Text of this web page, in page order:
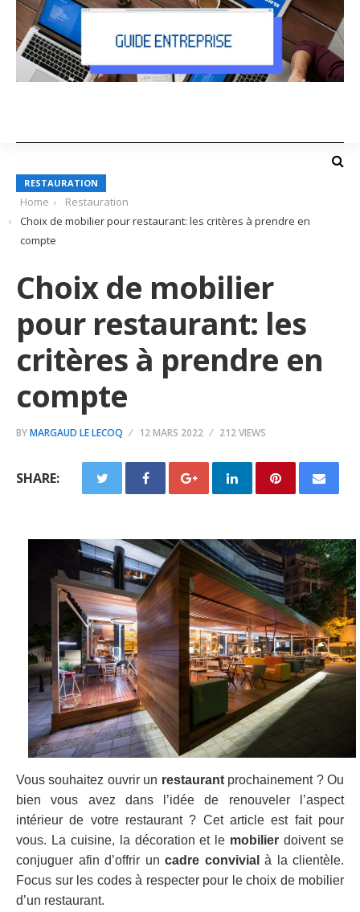
RESTAURATION
Home
Restauration
Choix de mobilier pour restaurant: les critères à prendre en
compte
Choix de mobilier
pour restaurant: les
critères à prendre en
compte
BYMARGAUD LE LECOQ 12 MARS 2022 212 VIEWS
SHARE:
Vous souhaitez ouvrir un restaurantprochainement ? Ou
bien vous avez dans l’idée de renouveler l’aspect
intérieur de votre restaurant ? Cet article est fait pour
vous. La cuisine, la décoration et le mobilier doivent se
conjuguer afin d’offrir un cadre convivial à la clientèle.
Focus sur les codes à respecter pour le choix de mobilier
d’un restaurant.